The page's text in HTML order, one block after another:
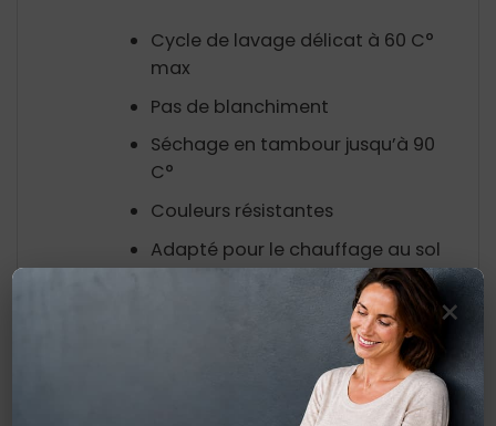
Cycle de lavage délicat à 60 C°
max
Pas de blanchiment
Séchage en tambour jusqu’à 90
C°
Couleurs résistantes
Adapté pour le chauffage au sol
En cas de rupture ce produit vous sera livré
×